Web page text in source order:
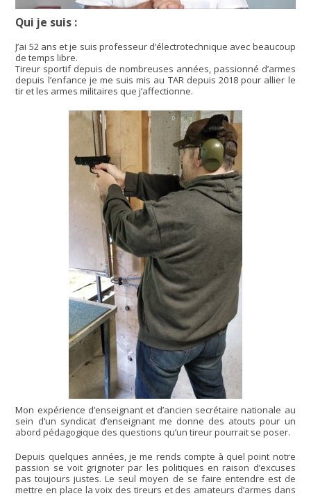
Qui je suis :
J’ai 52 ans et je suis professeur d’électrotechnique avec beaucoup
de temps libre.
Tireur sportif depuis de nombreuses années, passionné d’armes
depuis l’enfance je me suis mis au TAR depuis 2018 pour allier le
tir et les armes militaires que j’affectionne.
Mon expérience d’enseignant et d’ancien secrétaire nationale au
sein d’un syndicat d’enseignant me donne des atouts pour un
abord pédagogique des questions qu’un tireur pourrait se poser.
Depuis quelques années, je me rends compte à quel point notre
passion se voit grignoter par les politiques en raison d’excuses
pas toujours justes. Le seul moyen de se faire entendre est de
mettre en place la voix des tireurs et des amateurs d’armes dans